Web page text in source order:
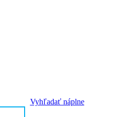
Vyhľadať náplne